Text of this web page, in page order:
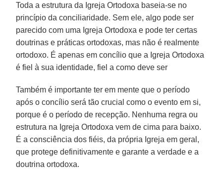
Toda a estrutura da Igreja Ortodoxa baseia-se no
princípio da conciliaridade. Sem ele, algo pode ser
parecido com uma Igreja Ortodoxa e pode ter certas
doutrinas e práticas ortodoxas, mas não é realmente
ortodoxo. É apenas em concílio que a Igreja Ortodoxa
é fiel à sua identidade, fiel a como deve ser
Também é importante ter em mente que o período
após o concílio será tão crucial como o evento em si,
porque é o período de recepção. Nenhuma regra ou
estrutura na Igreja Ortodoxa vem de cima para baixo.
É a consciência dos fiéis, da própria Igreja em geral,
que protege definitivamente e garante a verdade e a
doutrina ortodoxa.